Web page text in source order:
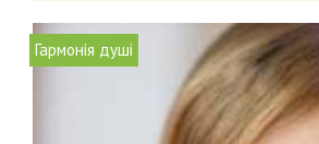
Гармонія душі